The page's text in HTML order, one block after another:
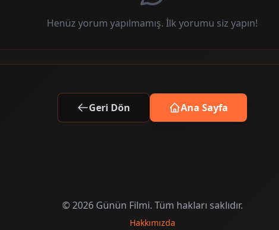
Henüz yorum yapılmamış. İlk yorumu siz yapın!
Geri Dön Ana Sayfa
© 2026 Günün Filmi. Tüm hakları saklıdır.
Hakkımızda